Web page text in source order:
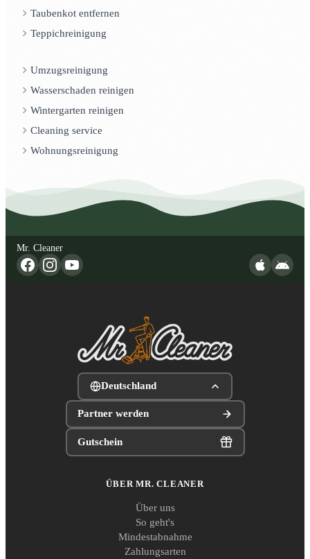
Taubenkot entfernen
Teppichreinigung
Umzugsreinigung
Wasserschaden reinigen
Wintergarten reinigen
Cleaning service
Wohnungsreinigung
Mr. Cleaner
Deutschland
Partner werden
Gutschein
ÜBER MR. CLEANER
Über uns
So geht's
Mindestabnahme
Zahlungsarten